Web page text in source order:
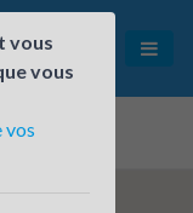
vous
vous
vos